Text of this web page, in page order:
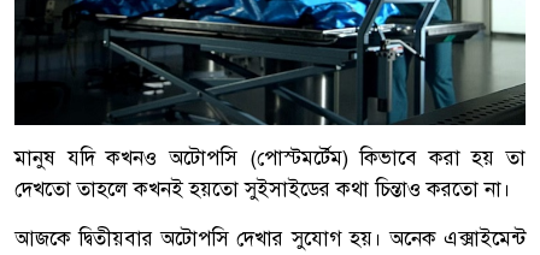
মানুষ যদি কখনও অটোপসি (পোস্টমর্টেম) কিভাবে করা হয় তা
দেখতো তাহলে কখনই হয়তো সুইসাইডের কথা চিন্তাও করতো না।
আজকে দ্বিতীয়বার অটোপসি দেখার সুযোগ হয়। অনেক এক্সাইমেন্ট